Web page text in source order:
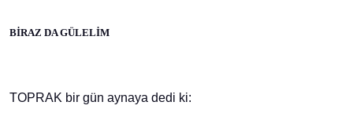
BİRAZ DA GÜLELİM
TOPRAK bir gün aynaya dedi ki: